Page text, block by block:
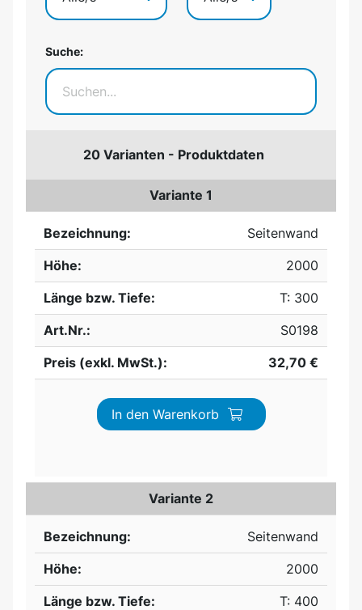
Suche:
20 Varianten - Produktdaten
Variante 1
Bezeichnung:
Seitenwand
Höhe:
2000
Länge bzw. Tiefe:
T: 300
Art.Nr.:
S0198
Preis (exkl. MwSt.):
32,70 €
In den Warenkorb
Variante 2
Bezeichnung:
Seitenwand
Höhe:
2000
Länge bzw. Tiefe:
T: 400